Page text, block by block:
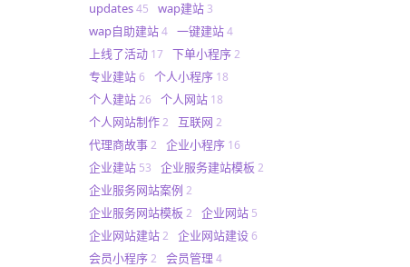
updates 45 wap建站 3
wap自助建站 4 一键建站 4
上线了活动 17 下单小程序 2
专业建站 6 个人小程序 18
个人建站 26 个人网站 18
个人网站制作 2 互联网 2
代理商故事 2 企业小程序 16
企业建站 53 企业服务建站模板 2
企业服务网站案例 2
企业服务网站模板 2 企业网站 5
企业网站建站 2 企业网站建设 6
会员小程序 2 会员管理 4